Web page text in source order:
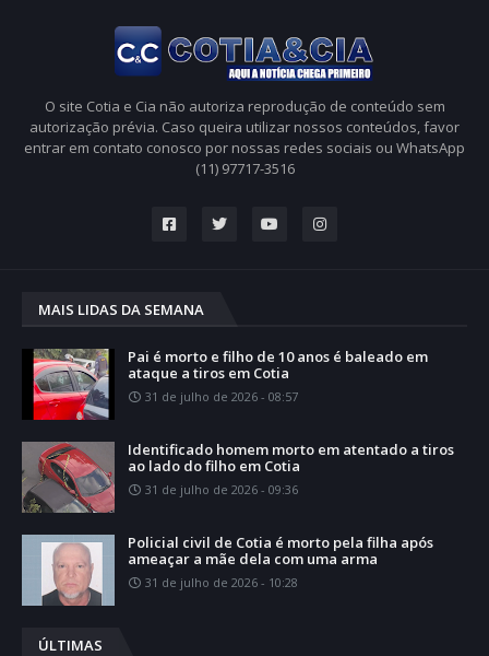
O site Cotia e Cia não autoriza reprodução de conteúdo sem
autorização prévia. Caso queira utilizar nossos conteúdos, favor
entrar em contato conosco por nossas redes sociais ou WhatsApp
(11) 97717-3516
MAIS LIDAS DA SEMANA
Pai é morto e filho de 10 anos é baleado em
ataque a tiros em Cotia
31 de julho de 2026 - 08:57
Identificado homem morto em atentado a tiros
ao lado do filho em Cotia
31 de julho de 2026 - 09:36
Policial civil de Cotia é morto pela filha após
ameaçar a mãe dela com uma arma
31 de julho de 2026 - 10:28
ÚLTIMAS